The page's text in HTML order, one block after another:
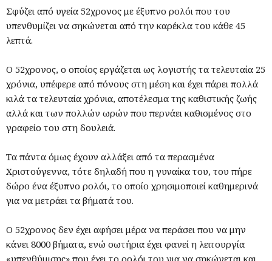
Σφύζει από υγεία 52χρονος με έξυπνο ρολόι που του
υπενθυμίζει να σηκώνεται από την καρέκλα του κάθε 45
λεπτά.
Ο 52χρονος, ο οποίος εργάζεται ως λογιστής τα τελευταία 25
χρόνια, υπέφερε από πόνους στη μέση και έχει πάρει πολλά
κιλά τα τελευταία χρόνια, αποτέλεσμα της καθιστικής ζωής
αλλά και των πολλών ωρών που περνάει καθισμένος στο
γραφείο του στη δουλειά.
Τα πάντα όμως έχουν αλλάξει από τα περασμένα
Χριστούγεννα, τότε δηλαδή που η γυναίκα του, του πήρε
δώρο ένα έξυπνο ρολόι, το οποίο χρησιμοποιεί καθημερινά
για να μετράει τα βήματά του.
Ο 52χρονος δεν έχει αφήσει μέρα να περάσει που να μην
κάνει 8000 βήματα, ενώ σωτήρια έχει φανεί η λειτουργία
«υπενθύμισης» που έχει το ρολόι του για να σηκώνεται και